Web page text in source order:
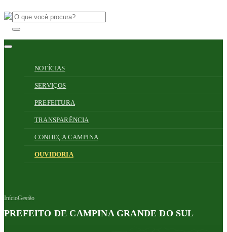
NOTÍCIAS
SERVIÇOS
PREFEITURA
TRANSPARÊNCIA
CONHEÇA CAMPINA
OUVIDORIA
InícioGestão
PREFEITO DE CAMPINA GRANDE DO SUL